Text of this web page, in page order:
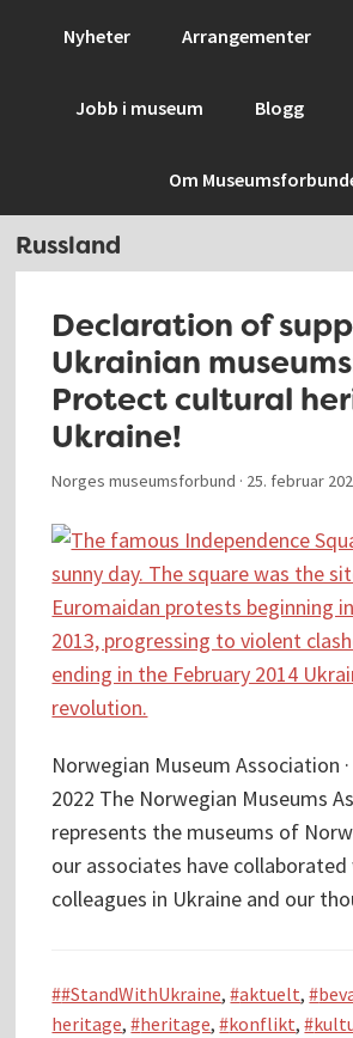
Nyheter Arrangementer
Jobb i museum Blogg
Om
Russland
Declaration of
Ukrainian
Protect cultural
Ukraine!
Norges museumsforbund · 25. februar
Norwegian Museum Association
2022 The Norwegian Museums
represents the museums of
our associates have
colleagues in Ukraine and our
#StandWithUkraine, aktuelt,
heritage, heritage, konflikt,